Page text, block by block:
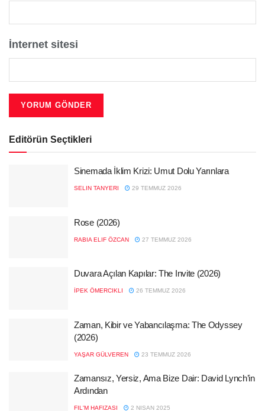
İnternet sitesi
Editörün Seçtikleri
Sinemada İklim Krizi: Umut Dolu Yarınlara
SELIN TANYERI 29 TEMMUZ 2026
Rose (2026)
RABIA ELIF ÖZCAN 27 TEMMUZ 2026
Duvara Açılan Kapılar: The Invite (2026)
İPEK ÖMERCIKLI 26 TEMMUZ 2026
Zaman, Kibir ve Yabancılaşma: The Odyssey
(2026)
YAŞAR GÜLVEREN 23 TEMMUZ 2026
Zamansız, Yersiz, Ama Bize Dair: David Lynch’in
Ardından
FIL'M HAFIZASI 2 NISAN 2025